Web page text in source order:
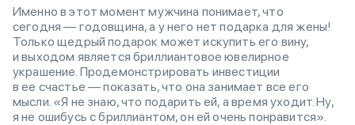
Именно в этот момент мужчина понимает, что
сегодня — годовщина, а у него нет подарка для жены!
Только щедрый подарок может искупить его вину,
и выходом является бриллиантовое ювелирное
украшение. Продемонстрировать инвестиции
в ее счастье — показать, что она занимает все его
мысли. «Я не знаю, что подарить ей, а время уходит. Ну,
я не ошибусь с бриллиантом, он ей очень понравится».